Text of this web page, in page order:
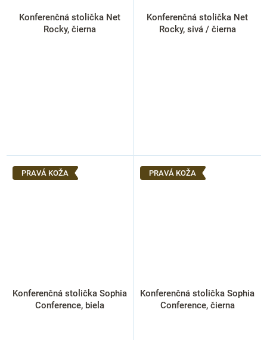
Konferenčná stolička Net
Rocky, čierna
Konferenčná stolička Net
Rocky, sivá / čierna
PRAVÁ KOŽA
Konferenčná stolička Sophia
Conference, biela
PRAVÁ KOŽA
Konferenčná stolička Sophia
Conference, čierna